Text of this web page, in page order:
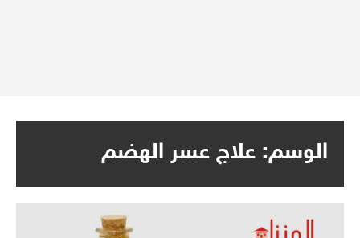
الوسم: علاج عسر الهضم